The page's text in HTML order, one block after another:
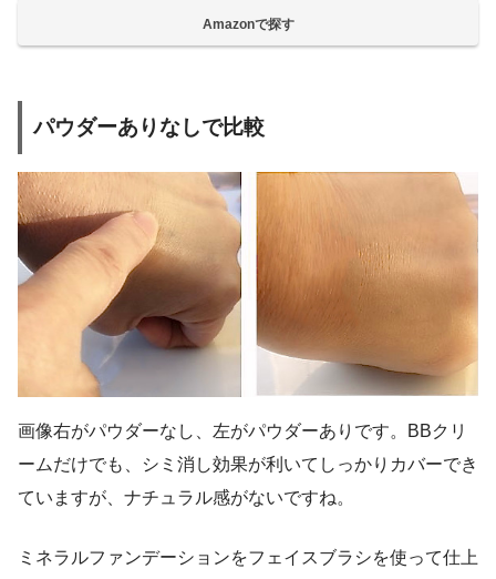
Amazonで探す
パウダーありなしで比較
画像右がパウダーなし、左がパウダーありです。BBクリ
ームだけでも、シミ消し効果が利いてしっかりカバーでき
ていますが、ナチュラル感がないですね。
ミネラルファンデーションをフェイスブラシを使って仕上